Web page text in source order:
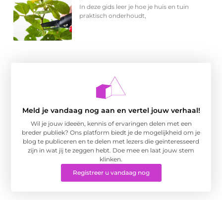
In deze gids leer je hoe je huis en tuin
praktisch onderhoudt,
Meld je vandaag nog aan en vertel jouw verhaal!
Wil je jouw ideeën, kennis of ervaringen delen met een
breder publiek? Ons platform biedt je de mogelijkheid om je
blog te publiceren en te delen met lezers die geïnteresseerd
zijn in wat jij te zeggen hebt. Doe mee en laat jouw stem
klinken.
Registreer u vandaag nog